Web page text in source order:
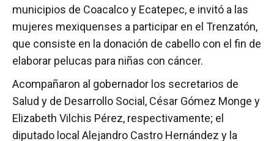
municipios de Coacalco y Ecatepec, e invitó a las
mujeres mexiquenses a participar en el Trenzatón,
que consiste en la donación de cabello con el fin de
elaborar pelucas para niñas con cáncer.
Acompañaron al gobernador los secretarios de
Salud y de Desarrollo Social, César Gómez Monge y
Elizabeth Vilchis Pérez, respectivamente; el
diputado local Alejandro Castro Hernández y la